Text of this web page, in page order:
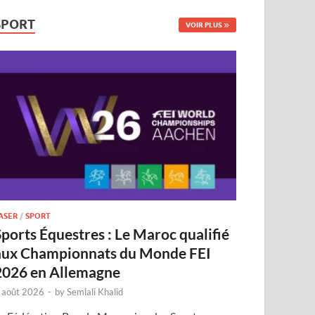
VOIR PLUS
/SPORT
Équestres : Le Maroc qualifié
Championnats du Monde FEI
en Allemagne
2026 - bySemlali Khalid